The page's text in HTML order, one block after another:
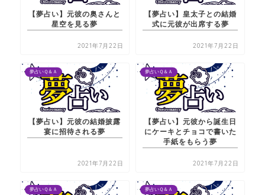
【夢占い】元彼の奥さんと
星空を見る夢
2021年7月22日
【夢占い】皇太子との結婚
式に元彼が出席する夢
2021年7月22日
夢占いＱ＆Ａ
【夢占い】元彼の結婚披露
宴に招待される夢
2021年7月22日
夢占いＱ＆Ａ
【夢占い】元彼から誕生日
にケーキとチョコで書いた
手紙をもらう夢
2021年7月22日
夢占いＱ＆Ａ 夢占いＱ＆Ａ